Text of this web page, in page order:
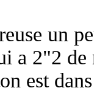
un
a 2"2 de
est